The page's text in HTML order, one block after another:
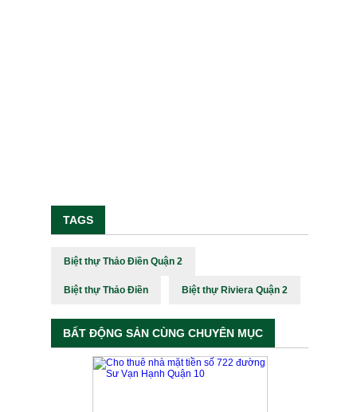
TAGS
Biệt thự Thảo Điền Quận 2
Biệt thự Thảo Điền Biệt thự Riviera Quận 2
BẤT ĐỘNG SẢN CÙNG CHUYÊN MỤC